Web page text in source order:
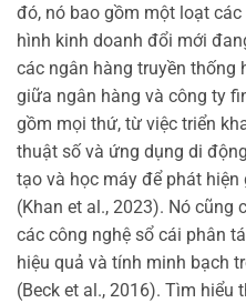
đó, nó bao gồm một loạt
hình kinh doanh đổi mới
các ngân hàng truyền thống
giữa ngân hàng và công ty
gồm mọi thứ, từ việc triển
thuật số và ứng dụng di
tạo và học máy để phát
(Khan et al., 2023). Nó cũng
các công nghệ sổ cái phân
hiệu quả và tính minh bạch
(Beck et al., 2016). Tìm hiểu